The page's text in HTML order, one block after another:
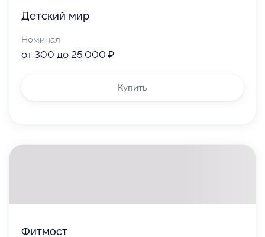
Детский мир
Номинал
от 300 до 25 000 ₽
Купить
Фитмост